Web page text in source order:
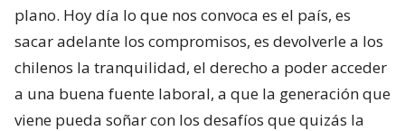
plano. Hoy día lo que nos convoca es el país, es
sacar adelante los compromisos, es devolverle a los
chilenos la tranquilidad, el derecho a poder acceder
a una buena fuente laboral, a que la generación que
viene pueda soñar con los desafíos que quizás la